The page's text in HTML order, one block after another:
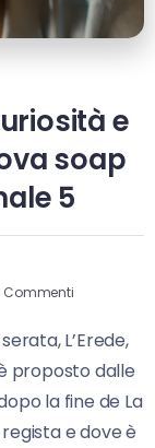
e
soap
5
Commenti
L’Erede,
proposto dalle
la fine de La
regista e dove è